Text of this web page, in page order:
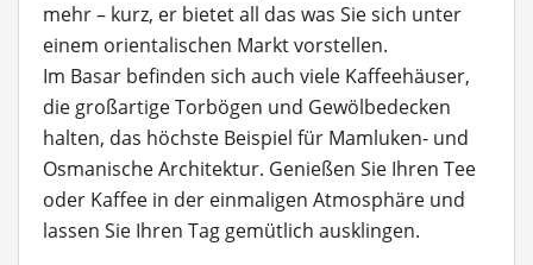
mehr – kurz, er bietet all das was Sie sich unter
einem orientalischen Markt vorstellen.
Im Basar befinden sich auch viele Kaffeehäuser,
die großartige Torbögen und Gewölbedecken
halten, das höchste Beispiel für Mamluken- und
Osmanische Architektur. Genießen Sie Ihren Tee
oder Kaffee in der einmaligen Atmosphäre und
lassen Sie Ihren Tag gemütlich ausklingen.